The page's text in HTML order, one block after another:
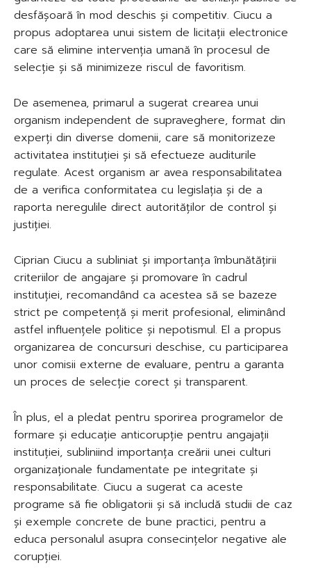
desfășoară în mod deschis și competitiv. Ciucu a
propus adoptarea unui sistem de licitații electronice
care să elimine intervenția umană în procesul de
selecție și să minimizeze riscul de favoritism.
De asemenea, primarul a sugerat crearea unui
organism independent de supraveghere, format din
experți din diverse domenii, care să monitorizeze
activitatea instituției și să efectueze auditurile
regulate. Acest organism ar avea responsabilitatea
de a verifica conformitatea cu legislația și de a
raporta neregulile direct autorităților de control și
justiției.
Ciprian Ciucu a subliniat și importanța îmbunătățirii
criteriilor de angajare și promovare în cadrul
instituției, recomandând ca acestea să se bazeze
strict pe competență și merit profesional, eliminând
astfel influențele politice și nepotismul. El a propus
organizarea de concursuri deschise, cu participarea
unor comisii externe de evaluare, pentru a garanta
un proces de selecție corect și transparent.
În plus, el a pledat pentru sporirea programelor de
formare și educație anticorupție pentru angajații
instituției, subliniind importanța creării unei culturi
organizaționale fundamentate pe integritate și
responsabilitate. Ciucu a sugerat ca aceste
programe să fie obligatorii și să includă studii de caz
și exemple concrete de bune practici, pentru a
educa personalul asupra consecințelor negative ale
corupției.